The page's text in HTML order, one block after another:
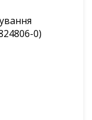
BO4557/BO4565 MAKITA (824806-0)